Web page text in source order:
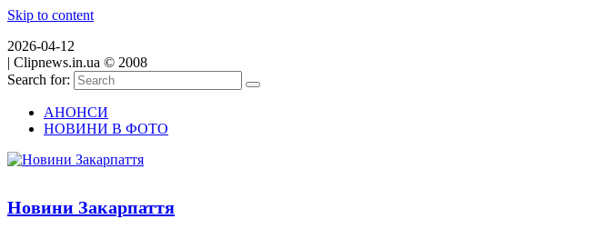
Skip to content
2026-04-12
| Clipnews.in.ua © 2008
Search for:
АНОНСИ
НОВИНИ В ФОТО
Новини Закарпаття